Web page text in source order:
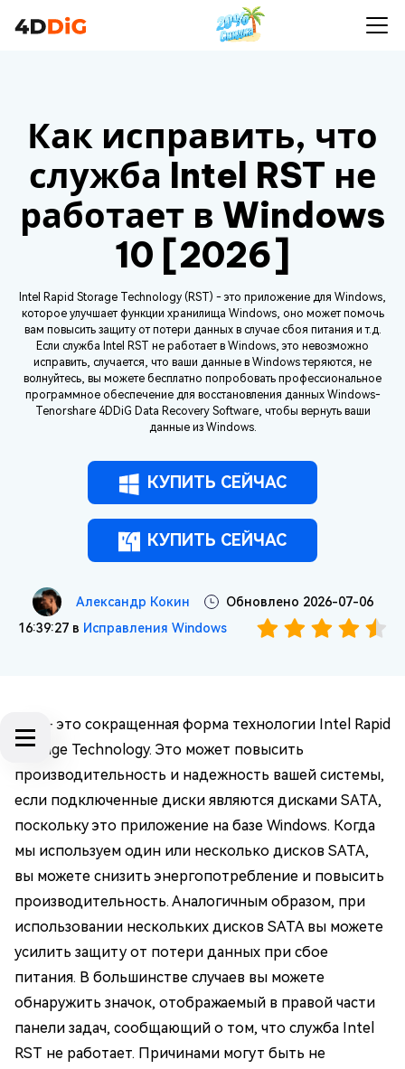
Как исправить, что
служба Intel RST не
работает в Windows
10 [2026]
Intel Rapid Storage Technology (RST) - это приложение для Windows,
которое улучшает функции хранилища Windows, оно может помочь
вам повысить защиту от потери данных в случае сбоя питания и т.д.
Если служба Intel RST не работает в Windows, это невозможно
исправить, случается, что ваши данные в Windows теряются, не
волнуйтесь, вы можете бесплатно попробовать профессиональное
программное обеспечение для восстановления данных Windows-
Tenorshare 4DDiG Data Recovery Software, чтобы вернуть ваши
данные из Windows.
КУПИТЬ СЕЙЧАС
КУПИТЬ СЕЙЧАС
Александр Кокин
Обновлено 2026-07-06
16:39:27 в Исправления Windows
RST - это сокращенная форма технологии Intel Rapid
Storage Technology. Это может повысить
производительность и надежность вашей системы,
если подключенные диски являются дисками SATA,
поскольку это приложение на базе Windows. Когда
мы используем один или несколько дисков SATA,
вы можете снизить энергопотребление и повысить
производительность. Аналогичным образом, при
использовании нескольких дисков SATA вы можете
усилить защиту от потери данных при сбое
питания. В большинстве случаев вы можете
обнаружить значок, отображаемый в правой части
панели задач, сообщающий о том, что служба Intel
RST не работает. Причинами могут быть не